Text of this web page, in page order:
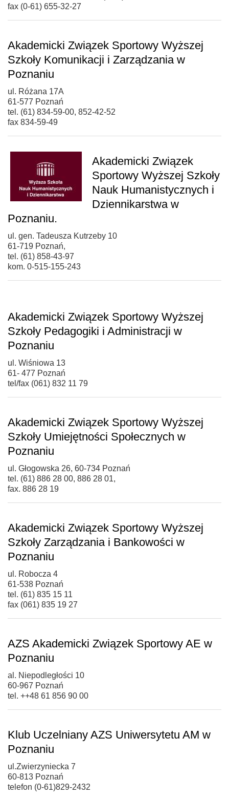
fax (0-61) 655-32-27
Akademicki Związek Sportowy Wyższej
Szkoły Komunikacji i Zarządzania w
Poznaniu
ul. Różana 17A
61-577 Poznań
tel. (61) 834-59-00, 852-42-52
fax 834-59-49
Akademicki Związek
Sportowy Wyższej Szkoły
Nauk Humanistycznych i
Dziennikarstwa w
Poznaniu.
ul. gen. Tadeusza Kutrzeby 10
61-719 Poznań,
tel. (61) 858-43-97
kom. 0-515-155-243
Akademicki Związek Sportowy Wyższej
Szkoły Pedagogiki i Administracji w
Poznaniu
ul. Wiśniowa 13
61- 477 Poznań
tel/fax (061) 832 11 79
Akademicki Związek Sportowy Wyższej
Szkoły Umiejętności Społecznych w
Poznaniu
ul. Głogowska 26, 60-734 Poznań
tel. (61) 886 28 00, 886 28 01,
fax. 886 28 19
Akademicki Związek Sportowy Wyższej
Szkoły Zarządzania i Bankowości w
Poznaniu
ul. Robocza 4
61-538 Poznań
tel. (61) 835 15 11
fax (061) 835 19 27
AZS Akademicki Związek Sportowy AE w
Poznaniu
al. Niepodległości 10
60-967 Poznań
tel. ++48 61 856 90 00
Klub Uczelniany AZS Uniwersytetu AM w
Poznaniu
ul.Zwierzyniecka 7
60-813 Poznań
telefon (0-61)829-2432